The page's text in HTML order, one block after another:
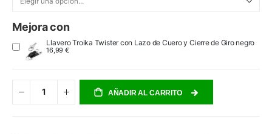
Mejora con
Llavero Troika Twister con Lazo de Cuero y Cierre de Giro negro
16,99 €
AÑADIR AL CARRITO